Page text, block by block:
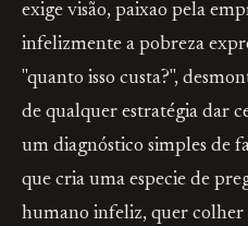
exige visão, paixao pela
infelizmente a pobreza
"quanto isso custa?",
de qualquer estratégia dar
um diagnóstico simples de
que cria uma especie de
humano infeliz, quer colher